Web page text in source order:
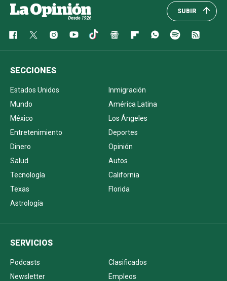
SUBIR
SECCIONES
Estados Unidos
Inmigración
Mundo
América Latina
México
Los Ángeles
Entretenimiento
Deportes
Dinero
Opinión
Salud
Autos
Tecnología
California
Texas
Florida
Astrología
SERVICIOS
Podcasts
Clasificados
Newsletter
Empleos